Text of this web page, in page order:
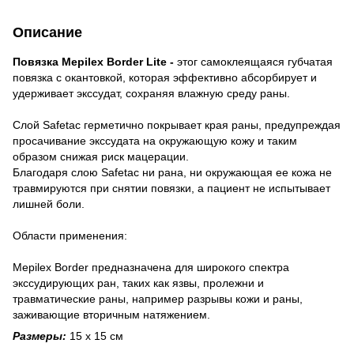
Описание
Повязка Mepilex Border Lite - этог самоклеящаяся губчатая
повязка с окантовкой, которая эффективно абсорбирует и
удерживает экссудат, сохраняя влажную среду раны.
Слой Safetac герметично покрывает края раны, предупреждая
просачивание экссудата на окружающую кожу и таким
образом снижая риск мацерации.
Благодаря слою Safetac ни рана, ни окружающая ее кожа не
травмируются при снятии повязки, а пациент не испытывает
лишней боли.
Области применения:
Mepilex Border предназначена для широкого спектра
экссудирующих ран, таких как язвы, пролежни и
травматические раны, например разрывы кожи и раны,
заживающие вторичным натяжением.
Размеры: 15 х 15 см